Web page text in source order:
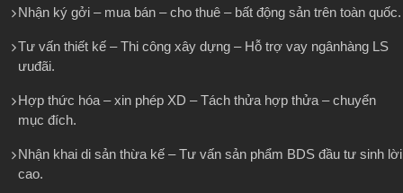
Nhận ký gởi – mua bán – cho thuê – bất động sản trên toàn quốc.
Tư vấn thiết kế – Thi công xây dựng – Hỗ trợ vay ngânhàng LS
ưuđãi.
Hợp thức hóa – xin phép XD – Tách thửa hợp thửa – chuyển
mục đích.
Nhận khai di sản thừa kế – Tư vấn sản phẩm BDS đầu tư sinh lời
cao.